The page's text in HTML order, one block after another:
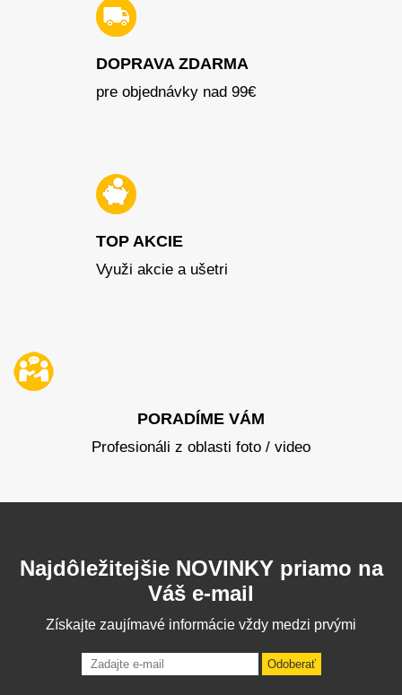
DOPRAVA ZDARMA
pre objednávky nad 99€
TOP AKCIE
Využi akcie a ušetri
PORADÍME VÁM
Profesionáli z oblasti foto / video
Najdôležitejšie NOVINKY priamo na
Váš e-mail
Získajte zaujímavé informácie vždy medzi prvými
Odoberať